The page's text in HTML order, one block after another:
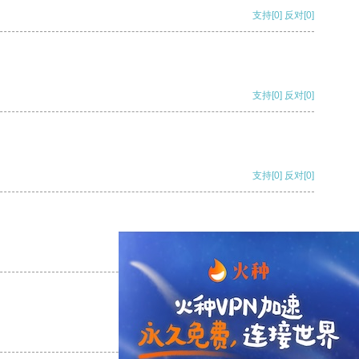
支持[0] 反对[0]
支持[0] 反对[0]
支持[0] 反对[0]
支持 [0] 反对[0]